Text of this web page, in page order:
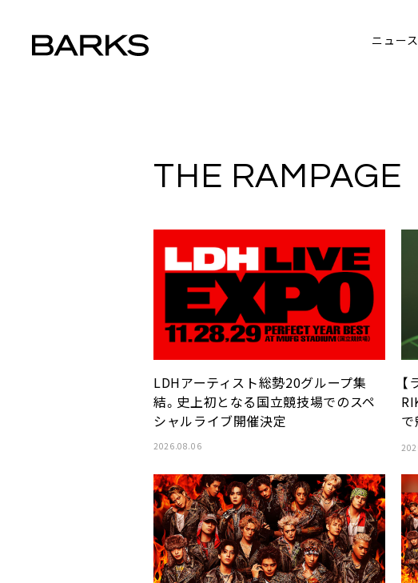
ニュース
THE RAMPAGE
LDHアーティスト総勢20グループ集
結。史上初となる国立競技場でのスペ
シャルライブ開催決定
2026.08.06